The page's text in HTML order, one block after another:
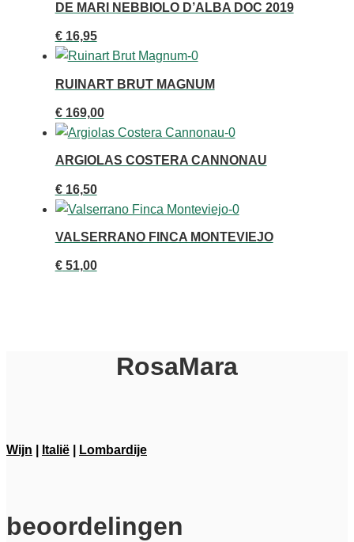
DE MARI NEBBIOLO D’ALBA DOC 2019
€16,95
RUINART BRUT MAGNUM
€169,00
ARGIOLAS COSTERA CANNONAU
€16,50
VALSERRANO FINCA MONTEVIEJO
€51,00
RosaMara
Wijn Italië Lombardije
beoordelingen